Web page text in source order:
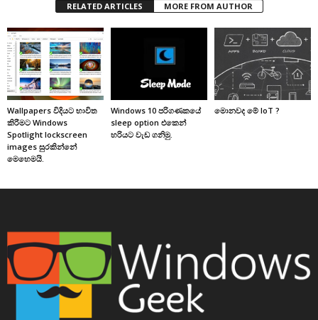
RELATED ARTICLES MORE FROM AUTHOR
Wallpapers විදියට භාවිත
කිරීමට Windows
Spotlight lockscreen
images සුරකින්නේ
මෙහෙමයි.
Windows 10 පරිගණකයේ
sleep option එකෙන්
හරියට වැඩ ගනිමු.
මොනවද මේ IoT ?